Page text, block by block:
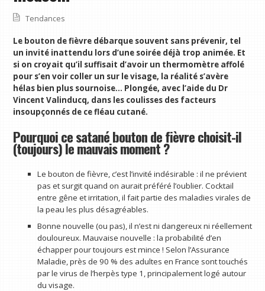
Tendances
Le bouton de fièvre débarque souvent sans prévenir, tel
un invité inattendu lors d’une soirée déjà trop animée. Et
si on croyait qu’il suffisait d’avoir un thermomètre affolé
pour s’en voir coller un sur le visage, la réalité s’avère
hélas bien plus sournoise… Plongée, avec l’aide du Dr
Vincent Valinducq, dans les coulisses des facteurs
insoupçonnés de ce fléau cutané.
Pourquoi ce satané bouton de fièvre choisit-il
(toujours) le mauvais moment ?
Le bouton de fièvre, c’est l’invité indésirable : il ne prévient
pas et surgit quand on aurait préféré l’oublier. Cocktail
entre gêne et irritation, il fait partie des maladies virales de
la peau les plus désagréables.
Bonne nouvelle (ou pas), il n’est ni dangereux ni réellement
douloureux. Mauvaise nouvelle : la probabilité d’en
échapper pour toujours est mince ! Selon l’Assurance
Maladie, près de 90 % des adultes en France sont touchés
par le virus de l’herpès type 1, principalement logé autour
du visage.